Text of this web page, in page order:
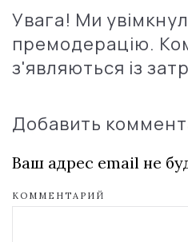
Увага! Ми
премодерацію.
з'являються із
Добавить
Ваш адрес email не
КОММЕНТАРИЙ